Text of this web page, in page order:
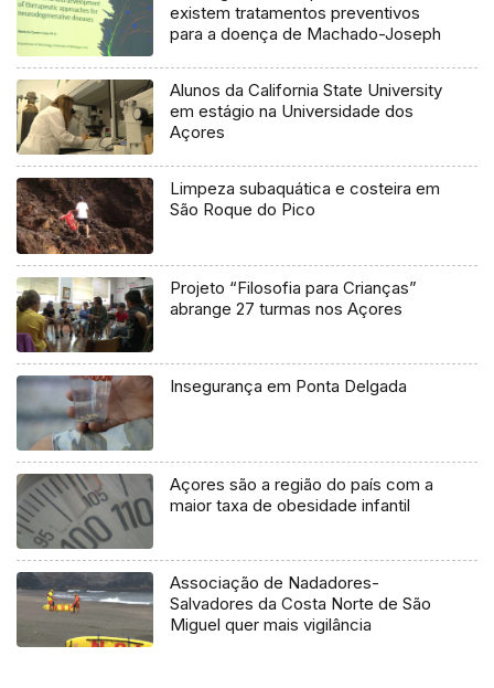
existem tratamentos preventivos
para a doença de Machado-Joseph
Alunos da California State University
em estágio na Universidade dos
Açores
Limpeza subaquática e costeira em
São Roque do Pico
Projeto “Filosofia para Crianças”
abrange 27 turmas nos Açores
Insegurança em Ponta Delgada
Açores são a região do país com a
maior taxa de obesidade infantil
Associação de Nadadores-
Salvadores da Costa Norte de São
Miguel quer mais vigilância